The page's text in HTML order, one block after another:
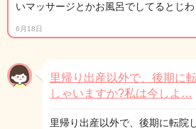
いマッサージとかお風呂でしてるとじ
6月18日
里帰り出産以外で、後期に
しゃいますか?私は今しよ…
里帰り出産以外で、後期に転院